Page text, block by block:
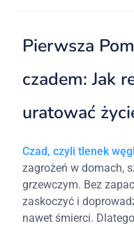
Pierwsza
czadem: Jak
uratować
Czad, czyli tlenek
zagrożeń w domach,
grzewczym. Bez
zaskoczyć i
nawet śmierci.